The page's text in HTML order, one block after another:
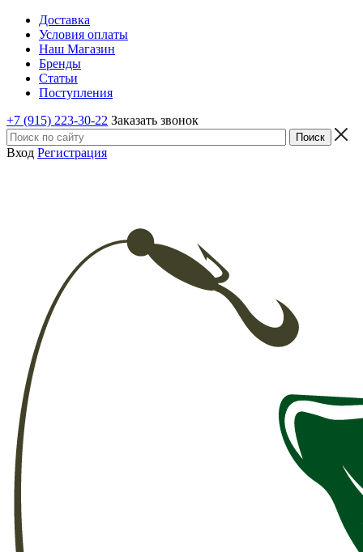
Доставка
Условия оплаты
Наш Магазин
Бренды
Статьи
Поступления
+7 (915) 223-30-22 Заказать звонок
Вход Регистрация